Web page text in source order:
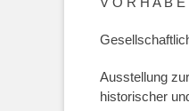
Ausstellung
historischer